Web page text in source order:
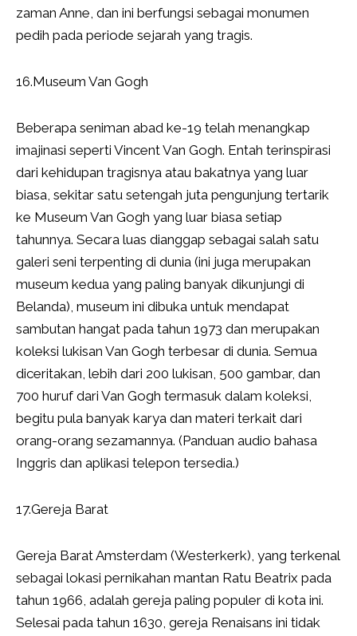
zaman Anne, dan ini berfungsi sebagai monumen
pedih pada periode sejarah yang tragis.
16.Museum Van Gogh
Beberapa seniman abad ke-19 telah menangkap
imajinasi seperti Vincent Van Gogh. Entah terinspirasi
dari kehidupan tragisnya atau bakatnya yang luar
biasa, sekitar satu setengah juta pengunjung tertarik
ke Museum Van Gogh yang luar biasa setiap
tahunnya. Secara luas dianggap sebagai salah satu
galeri seni terpenting di dunia (ini juga merupakan
museum kedua yang paling banyak dikunjungi di
Belanda), museum ini dibuka untuk mendapat
sambutan hangat pada tahun 1973 dan merupakan
koleksi lukisan Van Gogh terbesar di dunia. Semua
diceritakan, lebih dari 200 lukisan, 500 gambar, dan
700 huruf dari Van Gogh termasuk dalam koleksi,
begitu pula banyak karya dan materi terkait dari
orang-orang sezamannya. (Panduan audio bahasa
Inggris dan aplikasi telepon tersedia.)
17.Gereja Barat
Gereja Barat Amsterdam (Westerkerk), yang terkenal
sebagai lokasi pernikahan mantan Ratu Beatrix pada
tahun 1966, adalah gereja paling populer di kota ini.
Selesai pada tahun 1630, gereja Renaisans ini tidak